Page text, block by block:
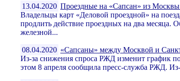
13.04.2020 Проездные на «Сапсан» из Москвы
Владельцы карт «Деловой проездной» на
продлить действие проездных на два месяца.
железной...
08.04.2020 «Сапсаны» между Москвой и
Из-за снижения спроса РЖД изменит график
этом 8 апреля сообщила пресс-служба РЖД.